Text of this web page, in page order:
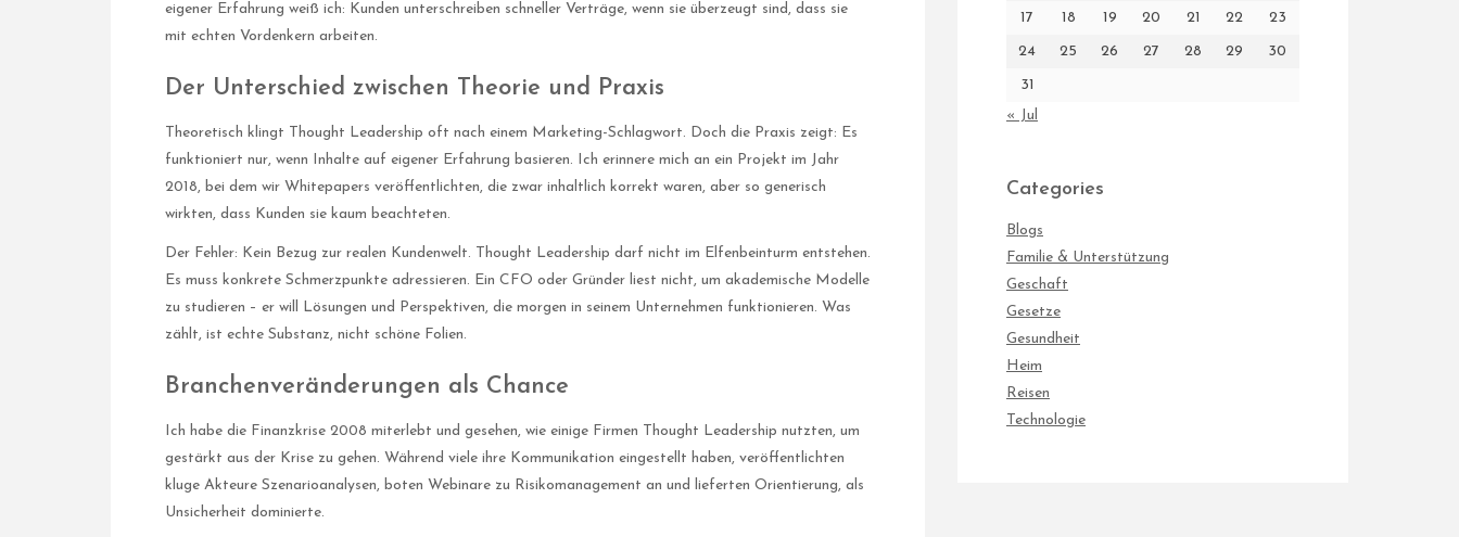
eigener Erfahrung weiß ich: Kunden unterschreiben schneller Verträge, wenn sie überzeugt sind, dass sie
mit echten Vordenkern arbeiten.
Der Unterschied zwischen Theorie und Praxis
Theoretisch klingt Thought Leadership oft nach einem Marketing-Schlagwort. Doch die Praxis zeigt: Es
funktioniert nur, wenn Inhalte auf eigener Erfahrung basieren. Ich erinnere mich an ein Projekt im Jahr
2018, bei dem wir Whitepapers veröffentlichten, die zwar inhaltlich korrekt waren, aber so generisch
wirkten, dass Kunden sie kaum beachteten.
Der Fehler: Kein Bezug zur realen Kundenwelt. Thought Leadership darf nicht im Elfenbeinturm entstehen.
Es muss konkrete Schmerzpunkte adressieren. Ein CFO oder Gründer liest nicht, um akademische Modelle
zu studieren – er will Lösungen und Perspektiven, die morgen in seinem Unternehmen funktionieren. Was
zählt, ist echte Substanz, nicht schöne Folien.
Branchenveränderungen als Chance
Ich habe die Finanzkrise 2008 miterlebt und gesehen, wie einige Firmen Thought Leadership nutzten, um
gestärkt aus der Krise zu gehen. Während viele ihre Kommunikation eingestellt haben, veröffentlichten
kluge Akteure Szenarioanalysen, boten Webinare zu Risikomanagement an und lieferten Orientierung, als
Unsicherheit dominierte.
17 18 19 20 21 22 23
24 25 26 27 28 29 30
31
« Jul
Categories
Blogs
Familie & Unterstützung
Geschaft
Gesetze
Gesundheit
Heim
Reisen
Technologie